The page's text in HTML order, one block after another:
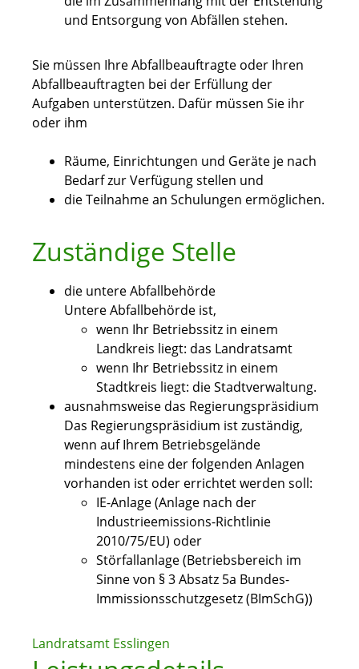
und Entsorgung von Abfällen stehen.
Sie müssen Ihre Abfallbeauftragte oder Ihren
Abfallbeauftragten bei der Erfüllung der
Aufgaben unterstützen. Dafür müssen Sie ihr
oder ihm
Räume, Einrichtungen und Geräte je nach
Bedarf zur Verfügung stellen und
die Teilnahme an Schulungen ermöglichen.
Zuständige Stelle
die untere Abfallbehörde
Untere Abfallbehörde ist,
wenn Ihr Betriebssitz in einem
Landkreis liegt: das Landratsamt
wenn Ihr Betriebssitz in einem
Stadtkreis liegt: die Stadtverwaltung.
ausnahmsweise das Regierungspräsidium
Das Regierungspräsidium ist zuständig,
wenn auf Ihrem Betriebsgelände
mindestens eine der folgenden Anlagen
vorhanden ist oder errichtet werden soll:
IE-Anlage (Anlage nach der
Industrieemissions-Richtlinie
2010/75/EU) oder
Störfallanlage (Betriebsbereich im
Sinne von § 3 Absatz 5a Bundes-
Immissionsschutzgesetz (BImSchG))
Landratsamt Esslingen